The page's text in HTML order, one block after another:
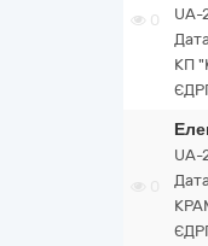
0
UA-
КП